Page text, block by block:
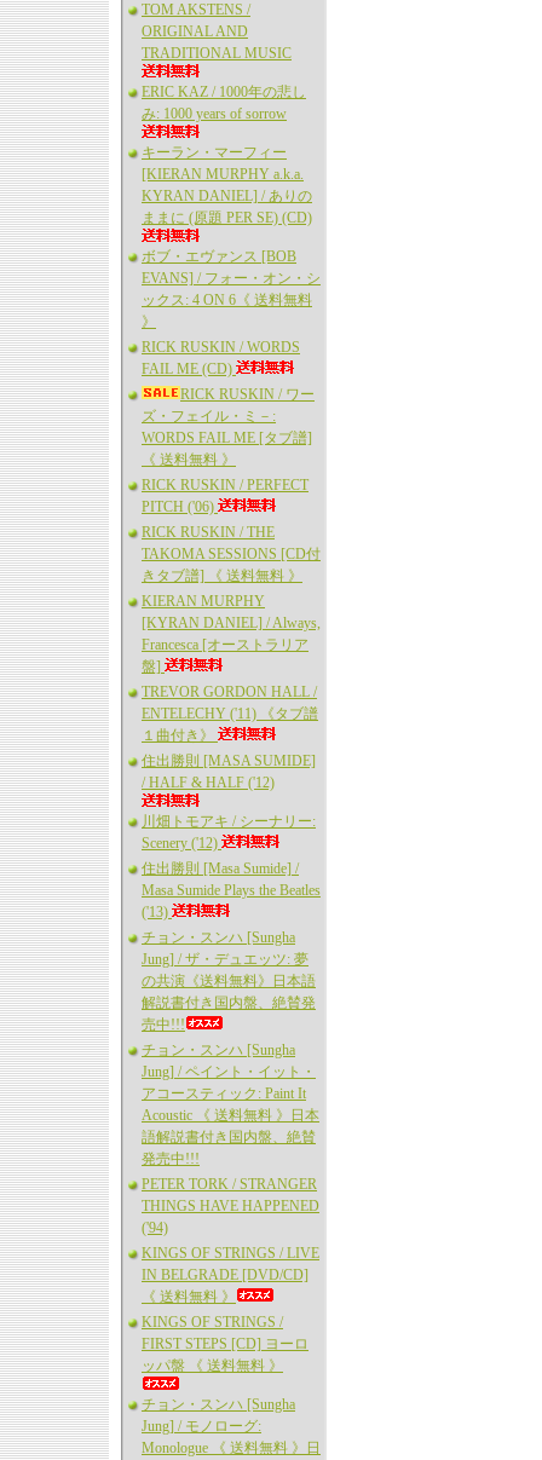
TOM AKSTENS /
ORIGINAL AND
TRADITIONAL MUSIC
ERIC KAZ / 1000年の悲し
み: 1000 years of sorrow
キーラン・マーフィー
[KIERAN MURPHY a.k.a.
KYRAN DANIEL] / ありの
ままに (原題 PER SE) (CD)
ボブ・エヴァンス [BOB
EVANS] / フォー・オン・シ
ックス: 4 ON 6《 送料無料
》
RICK RUSKIN / WORDS
FAIL ME (CD)
RICK RUSKIN / ワー
ズ・フェイル・ミ－:
WORDS FAIL ME [タブ譜]
《 送料無料 》
RICK RUSKIN / PERFECT
PITCH ('06)
RICK RUSKIN / THE
TAKOMA SESSIONS [CD付
きタブ譜] 《 送料無料 》
KIERAN MURPHY
[KYRAN DANIEL] / Always,
Francesca [オーストラリア
盤]
TREVOR GORDON HALL /
ENTELECHY ('11) 《タブ譜
１曲付き》
住出勝則 [MASA SUMIDE]
/ HALF & HALF ('12)
川畑トモアキ / シーナリー:
Scenery ('12)
住出勝則 [Masa Sumide] /
Masa Sumide Plays the Beatles
('13)
チョン・スンハ [Sungha
Jung] / ザ・デュエッツ: 夢
の共演《送料無料》日本語
解説書付き国内盤、絶賛発
売中!!!
チョン・スンハ [Sungha
Jung] / ペイント・イット・
アコースティック: Paint It
Acoustic 《 送料無料 》日本
語解説書付き国内盤、絶賛
発売中!!!
PETER TORK / STRANGER
THINGS HAVE HAPPENED
('94)
KINGS OF STRINGS / LIVE
IN BELGRADE [DVD/CD]
《 送料無料 》
KINGS OF STRINGS /
FIRST STEPS [CD] ヨーロ
ッパ盤 《 送料無料 》
チョン・スンハ [Sungha
Jung] / モノローグ:
Monologue 《 送料無料 》日